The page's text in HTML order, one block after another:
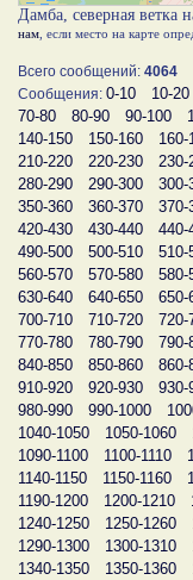
Дамба, северная ветка
нам , если место на карте
Всего сообщений: 4064
Сообщения: 0-10 10-20
70-80
80-90 90-100
140-150
150-160 160-
210-220
220-230 230-
280-290
290-300 300-
350-360
360-370 370-
420-430
430-440 440-
490-500
500-510 510-
560-570
570-580 580-
630-640
640-650 650-
700-710
710-720 720-
770-780
780-790 790-
840-850
850-860 860-
910-920
920-930 930-
980-990
990-1000
1040-1050
1050-1060
1090-1100
1100-1110
1140-1150
1150-1160
1190-1200
1200-1210
1240-1250
1250-1260
1290-1300
1300-1310
1340-1350
1350-1360